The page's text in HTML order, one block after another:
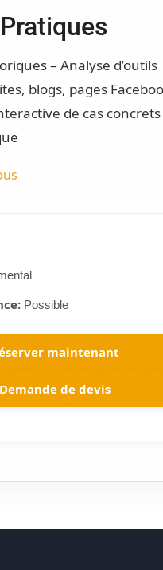
– Analyse d’outils
blogs, pages
de cas concrets
Possible
maintenant
Demande de devis